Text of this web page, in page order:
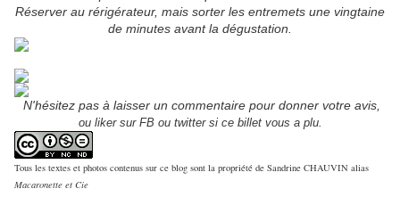
Réserver au rérigérateur, mais sorter les entremets une vingtaine
de minutes avant la dégustation.
N'hésitez pas à laisser un commentaire pour donner votre avis,
ou liker sur FB ou twitter si ce billet vous a plu.
Tous les textes et photos contenus sur ce blog sont la propriété de Sandrine CHAUVIN alias
Macaronette et Cie